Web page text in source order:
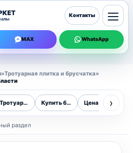
MAX WhatsApp
Контакты
»Тротуарная плитка и брусчатка»
области
Тротуарная плиткаКупить брусчаткуЦена за м²
›
раздел